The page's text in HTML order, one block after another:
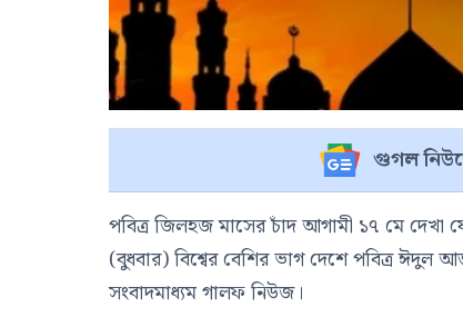
গুগল
পবিত্র জিলহজ মাসের চাঁদ আগামী ১৭ মে দেখা
(বুধবার) বিশ্বের বেশির ভাগ দেশে পবিত্র ঈদুল
সংবাদমাধ্যম গালফ নিউজ।